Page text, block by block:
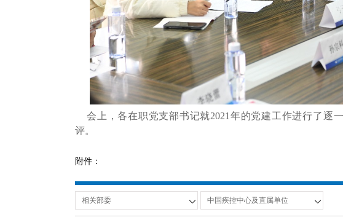
会上，各在职党支部书记就2021年的党建工作进行了逐
评。
附件：